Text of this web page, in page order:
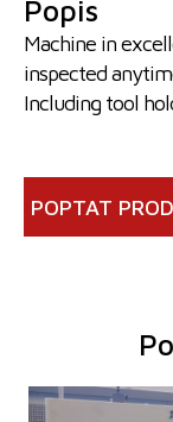
Popis
Machine in
inspected
Including tool
POPTAT
Rok výroby: